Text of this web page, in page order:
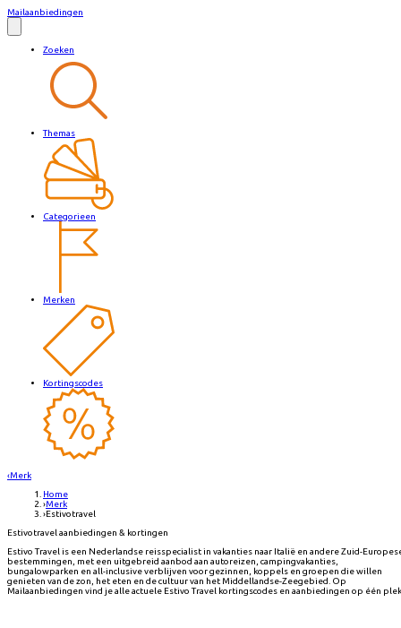
Mailaanbiedingen
Zoeken
Themas
Categorieen
Merken
Kortingscodes
‹Merk
Home
›Merk
›Estivotravel
Estivotravel aanbiedingen & kortingen
Estivo Travel is een Nederlandse reisspecialist in vakanties naar Italië en andere Zuid-
bestemmingen, met een uitgebreid aanbod aan autoreizen, campingvakanties,
bungalowparken en all-inclusive verblijven voor gezinnen, koppels en groepen die willen
genieten van de zon, het eten en de cultuur van het Middellandse-Zeegebied. Op
Mailaanbiedingen vind je alle actuele Estivo Travel kortingscodes en aanbiedingen op één